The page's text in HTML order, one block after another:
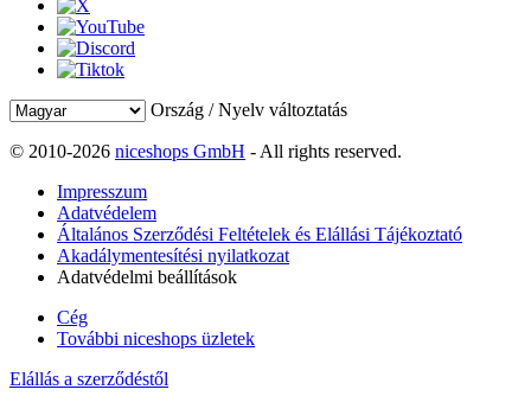
Ország / Nyelv változtatás
© 2010-2026 niceshops GmbH - All rights reserved.
Impresszum
Adatvédelem
Általános Szerződési Feltételek és Elállási Tájékoztató
Akadálymentesítési nyilatkozat
Adatvédelmi beállítások
Cég
További niceshops üzletek
Elállás a szerződéstől